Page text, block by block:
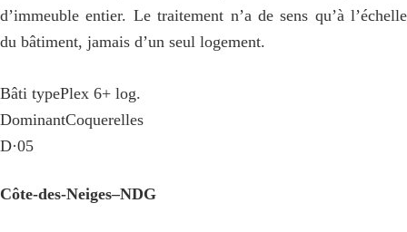
d’immeuble entier. Le traitement n’a de sens qu’à l’échelle
du bâtiment, jamais d’un seul logement.
Bâti typePlex 6+ log.
DominantCoquerelles
D·05
Côte-des-Neiges–NDG